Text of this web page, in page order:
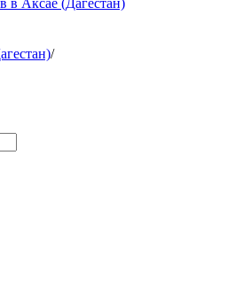
в Аксае (Дагестан)
/